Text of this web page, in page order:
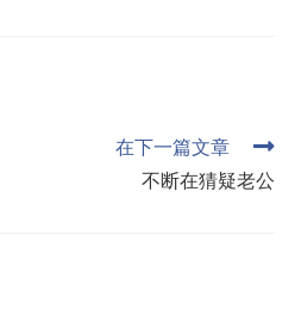
在下一篇文章
不断在猜疑老公